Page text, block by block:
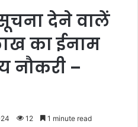
देने वालें
का ईनाम
नौकरी –
12 1 minute read